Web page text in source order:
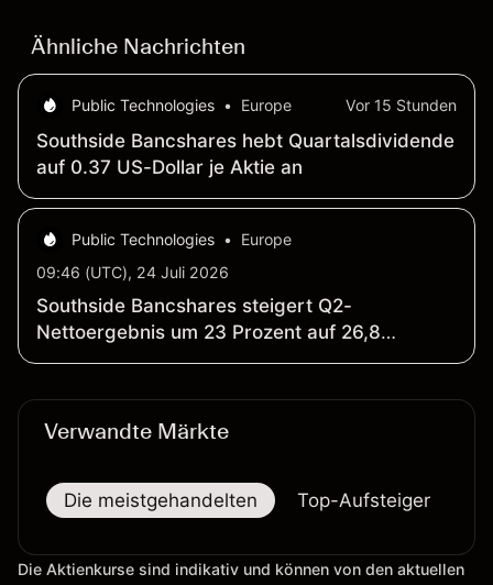
Ähnliche Nachrichten
Public Technologies • Europe Vor 15 Stunden
Southside Bancshares hebt Quartalsdividende
auf 0.37 US-Dollar je Aktie an
Public Technologies •
Europe
09:46 (UTC), 24 Juli 2026
Southside Bancshares steigert Q2-
Nettoergebnis um 23 Prozent auf 26,8
Millionen US-Dollar; Gewinn je Aktie steigt um
Verwandte Märkte
Die meistgehandelten Top-Aufsteiger
Die Aktienkurse sind indikativ und können von den aktuellen